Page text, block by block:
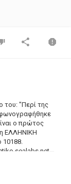
του: "Περί της
ο πρώτος
η ΕΛΛΗΝΙΚΗ
10188.